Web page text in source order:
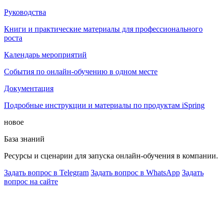
Руководства
Книги и практические материалы для профессионального
роста
Календарь мероприятий
События по онлайн-обучению в одном месте
Документация
Подробные инструкции и материалы по продуктам iSpring
новое
База знаний
Ресурсы и сценарии для запуска онлайн-обучения в компании.
Задать вопрос в Telegram Задать вопрос в WhatsApp Задать
вопрос на сайте